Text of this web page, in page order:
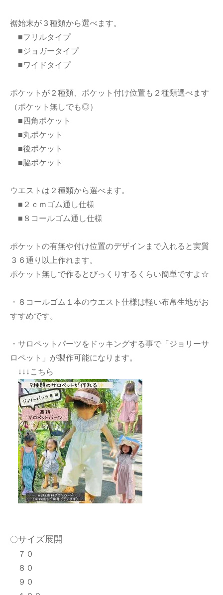
裾始末が３種類から選べます。
■フリルタイプ
■ジョガータイプ
■ワイドタイプ
ポケットが２種類、ポケット付け位置も２種類選べます
（ポケット無しでも◎）
■四角ポケット
■丸ポケット
■後ポケット
■脇ポケット
ウエストは２種類から選べます。
■２ｃｍゴム通し仕様
■８コールゴム通し仕様
ポケットの有無や付け位置のデザインまで入れると実質
３６通り以上作れます。
ポケット無しで作るとびっくりするくらい簡単ですよ☆
・８コールゴム１本のウエスト仕様は軽い布帛生地がお
すすめです。
・サロペットパーツをドッキングする事で「ジョリーサ
ロペット」が製作可能になります。
↓↓↓こちら
〇サイズ展開
７０
８０
９０